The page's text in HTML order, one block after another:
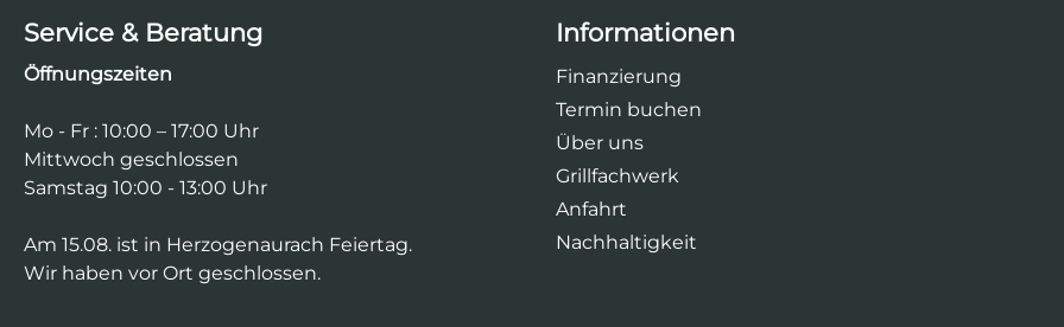
Service & Beratung
Öffnungszeiten
Mo - Fr : 10:00 – 17:00 Uhr
Mittwoch geschlossen
Samstag 10:00 - 13:00 Uhr
Am 15.08. ist in Herzogenaurach Feiertag.
Wir haben vor Ort geschlossen.
Informationen
Finanzierung
Termin buchen
Über uns
Grillfachwerk
Anfahrt
Nachhaltigkeit